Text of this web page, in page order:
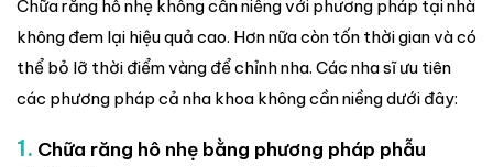
Chữa răng hô nhẹ không cần niềng với phương pháp tại nhà
không đem lại hiệu quả cao. Hơn nữa còn tốn thời gian và có
thể bỏ lỡ thời điểm vàng để chỉnh nha. Các nha sĩ ưu tiên
các phương pháp cả nha khoa không cần niềng dưới đây:
1. Chữa răng hô nhẹ bằng phương pháp phẫu